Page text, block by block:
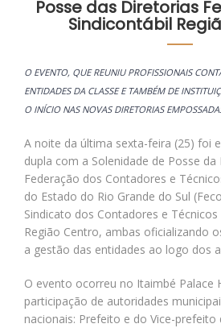
Posse das Diretorias
Sindicontábil
O EVENTO, QUE REUNIU PROFISSIONAIS
ENTIDADES DA CLASSE E TAMBÉM DE
O INÍCIO NAS NOVAS DIRETORIAS
A noite da última sexta-feira (25) foi
dupla com a Solenidade de Posse
Federação dos Contadores e
do Estado do Rio Grande do Sul
Sindicato dos Contadores e
Região Centro, ambas oficializando
a gestão das entidades ao logo dos
O evento ocorreu no Itaimbé Palace
participação de autoridades
nacionais: Prefeito e do Vice-prefeito